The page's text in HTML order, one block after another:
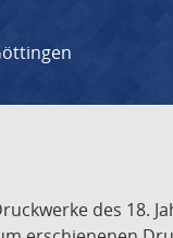
des 18.